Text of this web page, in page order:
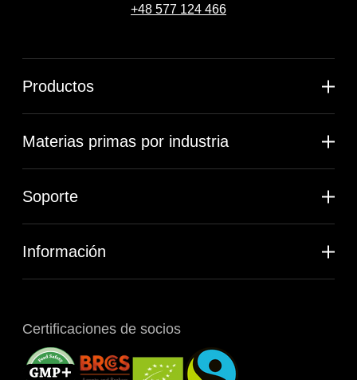
+48 577 124 466
Productos
Materias primas por industria
Soporte
Información
Certificaciones de socios